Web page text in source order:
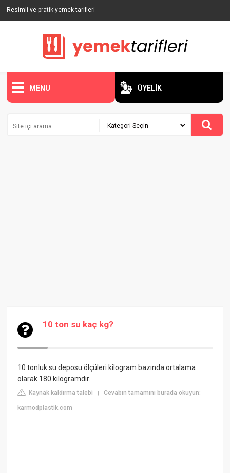
Resimli ve pratik yemek tarifleri
MENU ÜYELİK
10 ton su kaç kg?
10 tonluk su deposu ölçüleri kilogram bazında ortalama
olarak 180 kilogramdır.
Kaynak kaldırma talebi |Cevabın tamamını burada okuyun:
karmodplastik.com